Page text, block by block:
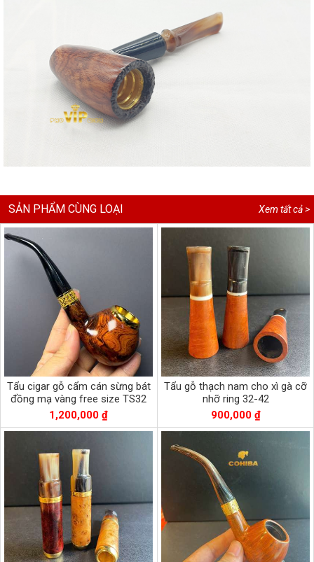
Xem tất cả >
SẢN PHẨM CÙNG LOẠI
Tẩu cigar gỗ cẩm cán sừng bát
đồng mạ vàng free size TS32
1,200,000 ₫
Tẩu gỗ thạch nam cho xì gà cỡ
nhỡ ring 32-42
900,000 ₫